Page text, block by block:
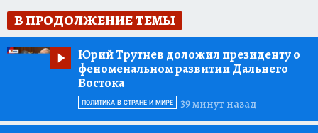
В ПРОДОЛЖЕНИЕ ТЕМЫ
Юрий Трутнев доложил президенту о
феноменальном развитии Дальнего
Востока
39 минут назад
ПОЛИТИКА В СТРАНЕ И МИРЕ